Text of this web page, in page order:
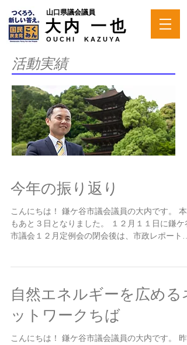
O U C H I K A Z U Y A
山口県議会議員
大内 一也
活動実績
今年の振り返り
こんにちは！ 鎌ケ谷市議会議員の大内です。 本
もあと３日となりました。 １２月１１日に鎌ケ
市議会１２月定例会の閉会後は、市政レポートを
抜...
自然エネルギーを広める
ットワークちば
こんにちは！ 鎌ケ谷市議会議員の大内です。 昨